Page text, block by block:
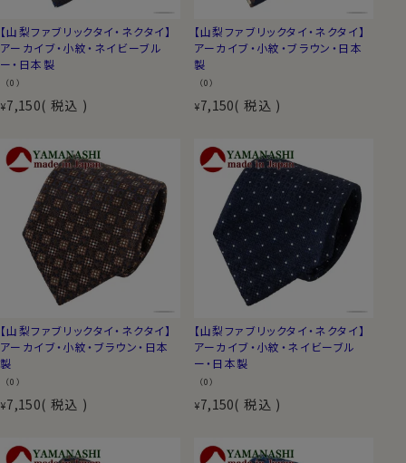
【山梨ファブリックタイ・ネクタイ】
アーカイブ・小紋・ネイビーブル
ー・日本製
（0）
¥7,150 税込
【山梨ファブリックタイ・ネクタイ】
アーカイブ・小紋・ブラウン・日本
製
（0）
¥7,150 税込
【山梨ファブリックタイ・ネクタイ】
アーカイブ・小紋・ブラウン・日本
製
（0）
¥7,150 税込
【山梨ファブリックタイ・ネクタイ】
アーカイブ・小紋・ネイビーブル
ー・日本製
（0）
¥7,150 税込